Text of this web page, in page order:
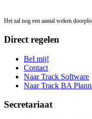
Het zal nog een aantal weken
Direct regelen
Bel mij!
Contact
Naar Track Software
Naar Track BA
Secretariaat